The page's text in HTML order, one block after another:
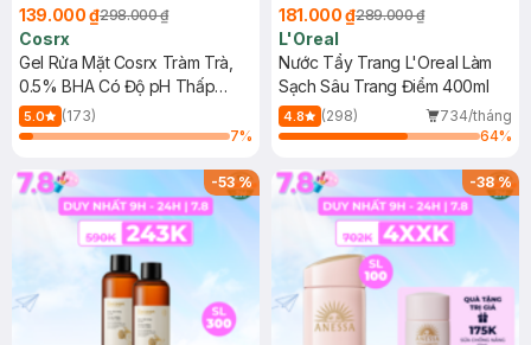
139.000 ₫298.000 ₫
Cosrx
Gel Rửa Mặt Cosrx Tràm Trà,
0.5% BHA Có Độ pH Thấp
150ml
5.0
(173)
7%
181.000 ₫289.000 ₫
L'Oreal
Nước Tẩy Trang L'Oreal Làm
Sạch Sâu Trang Điểm 400ml
4.8 (298)
734/tháng
64%
-53% -38%